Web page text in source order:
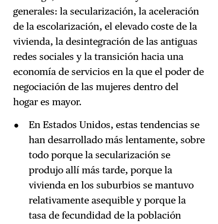
generales: la secularización, la aceleración
de la escolarización, el elevado coste de la
vivienda, la desintegración de las antiguas
redes sociales y la transición hacia una
economía de servicios en la que el poder de
negociación de las mujeres dentro del
hogar es mayor.
En Estados Unidos, estas tendencias se
han desarrollado más lentamente, sobre
todo porque la secularización se
produjo allí más tarde, porque la
vivienda en los suburbios se mantuvo
relativamente asequible y porque la
tasa de fecundidad de la población